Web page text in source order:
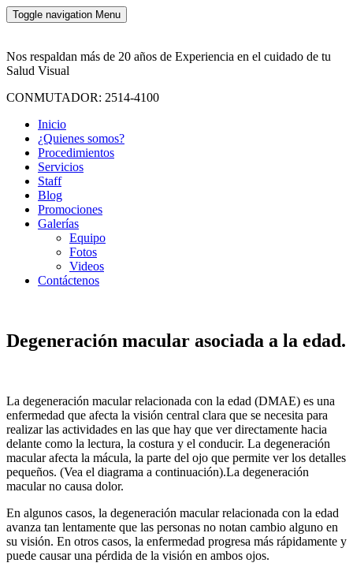
Toggle navigation Menu
Nos respaldan más de 20 años de Experiencia en el cuidado de tu
Salud Visual
CONMUTADOR: 2514-4100
Inicio
¿Quienes somos?
Procedimientos
Servicios
Staff
Blog
Promociones
Galerías
Equipo
Fotos
Videos
Contáctenos
Degeneración macular asociada a la edad.
La degeneración macular relacionada con la edad (DMAE) es una
enfermedad que afecta la visión central clara que se necesita para
realizar las actividades en las que hay que ver directamente hacia
delante como la lectura, la costura y el conducir. La degeneración
macular afecta la mácula, la parte del ojo que permite ver los detalles
pequeños. (Vea el diagrama a continuación).La degeneración
macular no causa dolor.
En algunos casos, la degeneración macular relacionada con la edad
avanza tan lentamente que las personas no notan cambio alguno en
su visión. En otros casos, la enfermedad progresa más rápidamente y
puede causar una pérdida de la visión en ambos ojos.